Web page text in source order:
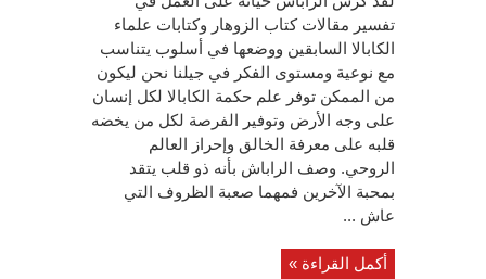
تفسير مقالات كتاب الزوهار وكتابات علماء
الكابالا السابقين ووضعها في أسلوب يتناسب
مع نوعية ومستوى الفكر في جيلنا نحن ليكون
من الممكن توفر علم حكمة الكابالا لكل إنسان
على وجه الأرض وتوفير الفرصة لكل من يخضه
قلبه على معرفة الخالق وإحراز العالم
الروحي. وصف الراباش بأنه ذو قلب يتقد
بمحبة الآخرين فمهما صعبة الظروف التي
عاش ...
أكمل القراءة »